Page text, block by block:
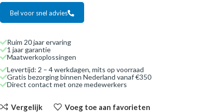
Bel voor snel advies
Ruim 20 jaar ervaring
1 jaar garantie
Maatwerkoplossingen
Levertijd: 2 – 4 werkdagen, mits op voorraad
Gratis bezorging binnen Nederland vanaf €350
Direct contact met onze medewerkers
Vergelijk Voeg toe aan favorieten